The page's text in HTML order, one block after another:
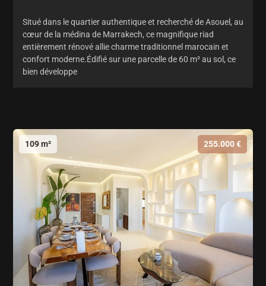
Situé dans le quartier authentique et recherché de Asouel, au
cœur de la médina de Marrakech, ce magnifique riad
entièrement rénové allie charme traditionnel marocain et
confort moderne.Édifié sur une parcelle de 60 m² au sol, ce
bien développe
109 m² 255.000 €